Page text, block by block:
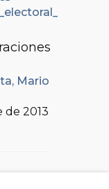
Mario
de 2013